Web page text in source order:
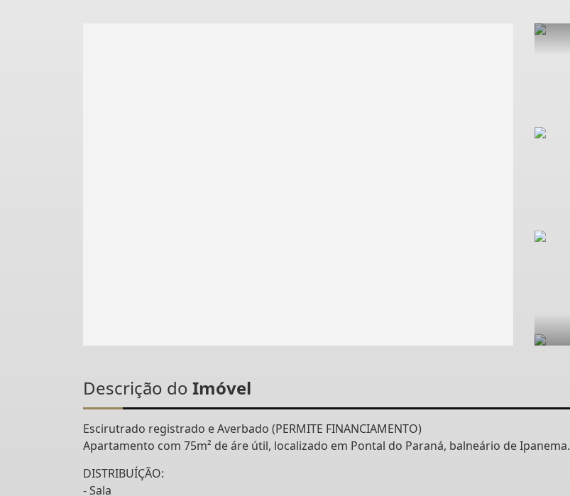
Descrição do Imóvel
Escirutrado registrado e Averbado (PERMITE FINANCIAMENTO)
Apartamento com 75m² de áre útil, localizado em Pontal do Paraná, balneário de Ipanema.
DISTRIBUÍÇÃO:
- Sala